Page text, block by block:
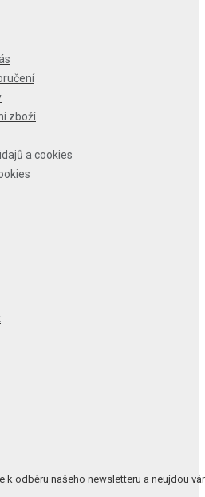
zboží
a cookies
k odběru našeho newsletteru a neujdou